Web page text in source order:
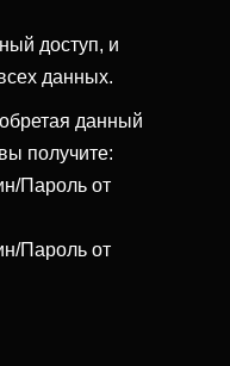
доступ, и
данных.
данный
получите:
Пароль от
Пароль от